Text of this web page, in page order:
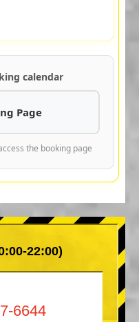
calendar
Page
the booking page
22:00)
6644